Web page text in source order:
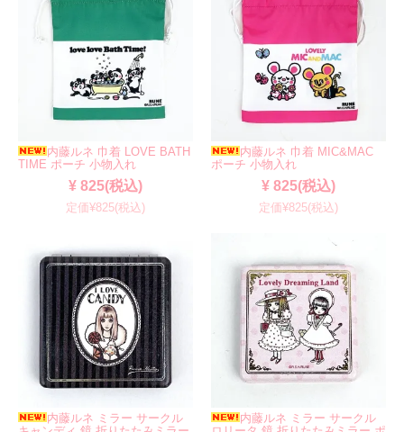
内藤ルネ 巾着 LOVE BATH
TIME ポーチ 小物入れ
¥ 825(税込)
定価¥825(税込)
内藤ルネ 巾着 MIC&MAC
ポーチ 小物入れ
¥ 825(税込)
定価¥825(税込)
内藤ルネ ミラー サークル
内藤ルネ ミラー サークル